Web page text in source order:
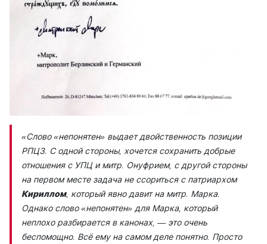
«Слово «непонятен» выдает двойственность позиции
РПЦЗ. С одной стороны, хочется сохранить добрые
отношения с УПЦ и митр. Онуфрием, с другой стороны
на первом месте задача не ссориться с патриархом
Кириллом, который явно давит на митр. Марка.
Однако слово «непонятен» для Марка, который
неплохо разбирается в канонах, — это очень
беспомощно. Всё ему на самом деле понятно. Просто